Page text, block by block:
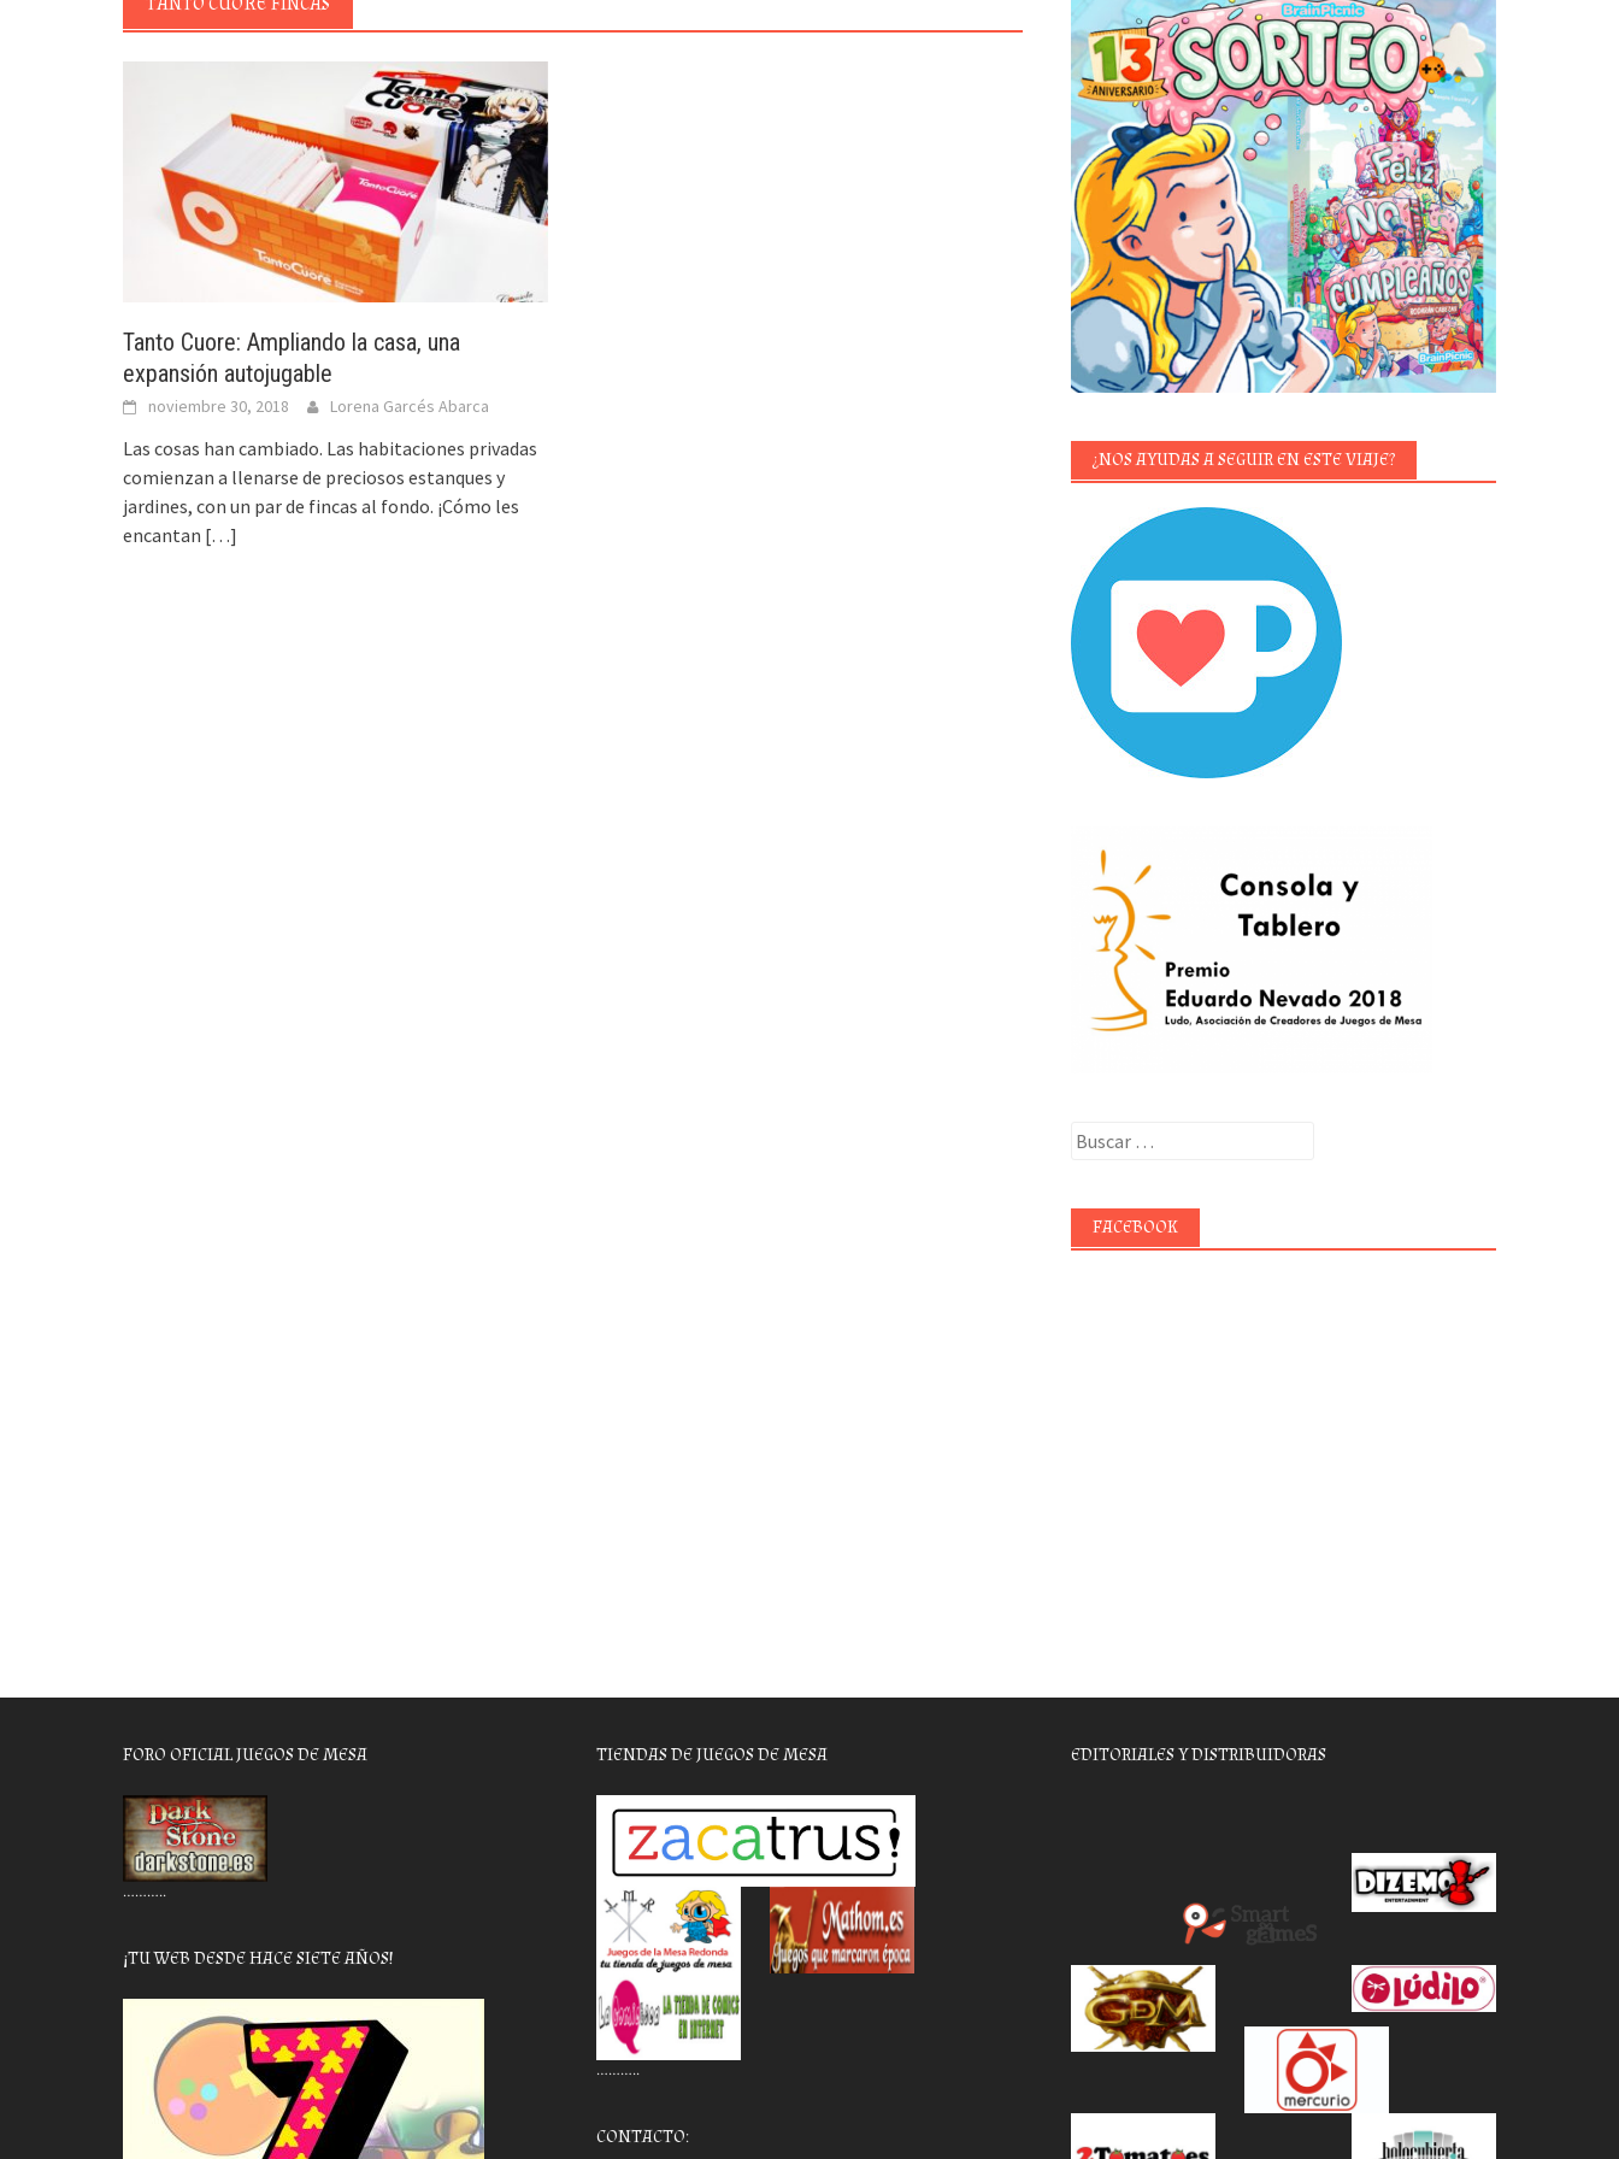
Tanto Cuore: Ampliando la casa, una
expansión autojugable
noviembre 30, 2018 Lorena Garcés Abarca
Las cosas han cambiado. Las habitaciones privadas
comienzan a llenarse de preciosos estanques y
jardines, con un par de fincas al fondo. ¡Cómo les
encantan […]
¿NOS AYUDAS A SEGUIR EN ESTE VIAJE?
Buscar:
FACEBOOK
FORO OFICIAL JUEGOS DE MESA
………..
¡TU WEB DESDE HACE SIETE AÑOS!
TIENDAS DE JUEGOS DE MESA
………..
CONTACTO:
EDITORIALES Y DISTRIBUIDORAS